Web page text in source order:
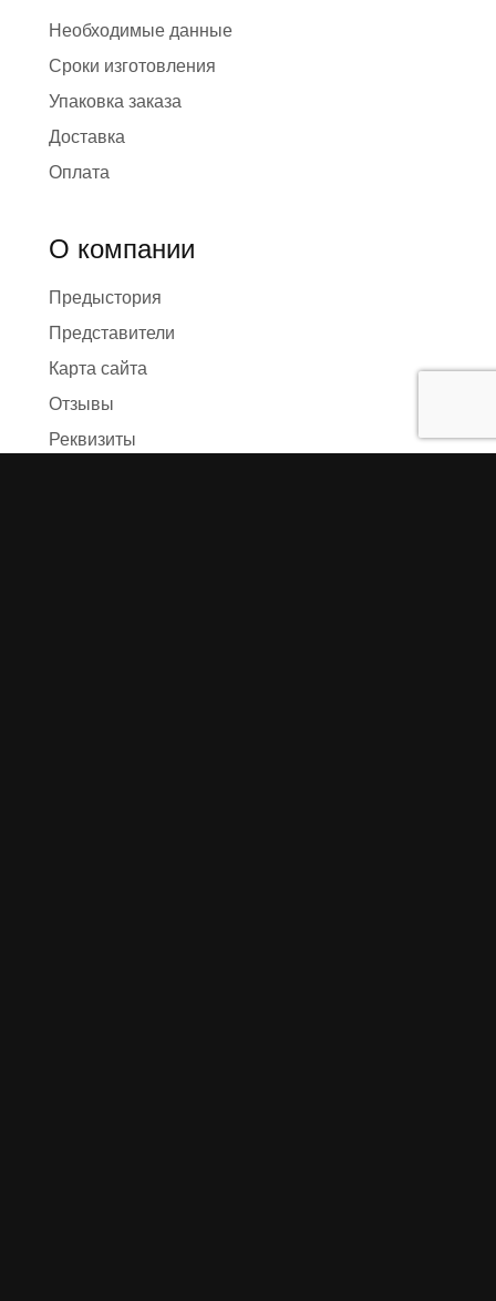
Необходимые данные
Сроки изготовления
Упаковка заказа
Доставка
Оплата
О компании
Предыстория
Представители
Карта сайта
Отзывы
Реквизиты